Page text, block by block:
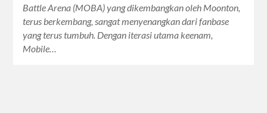
Battle Arena (MOBA) yang dikembangkan oleh Moonton,
terus berkembang, sangat menyenangkan dari fanbase
yang terus tumbuh. Dengan iterasi utama keenam,
Mobile…